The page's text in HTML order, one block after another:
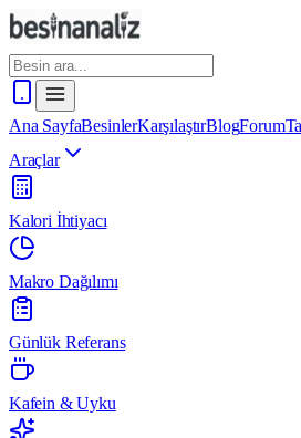
Ana SayfaBesinlerKarşılaştırBlogForum
Araçlar
Kalori İhtiyacı
Makro Dağılımı
Günlük Referans
Kafein & Uyku